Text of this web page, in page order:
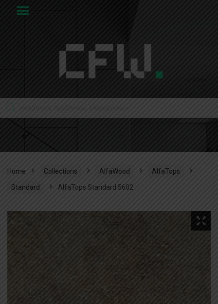
Home Collections AlfaWood AlfaTops
Standard AlfaTops Standard 5602